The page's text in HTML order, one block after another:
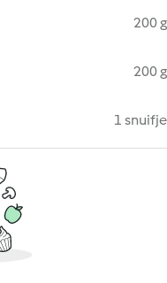
200 g
200 g
1 snuifje